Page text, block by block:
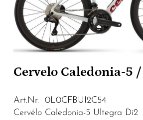
Cervelo Caledonia-5
Art.Nr. 0L0CFBUI2C54
Cervélo Caledonia-5 Ultegra Di2